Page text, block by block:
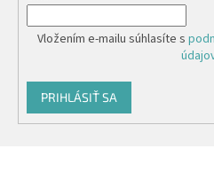
Vložením e-mailu súhlasíte s
PRIHLÁSIŤ SA